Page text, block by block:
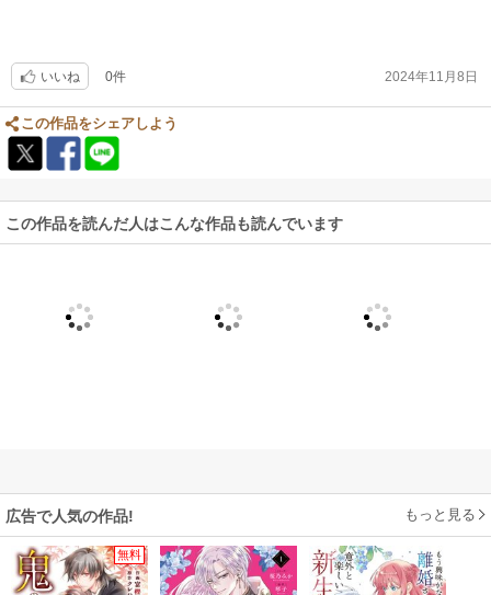
いいね 0件 2024年11月8日
この作品をシェアしよう
この作品を読んだ人はこんな作品も読んでいます
広告で人気の作品! もっと見る
無料